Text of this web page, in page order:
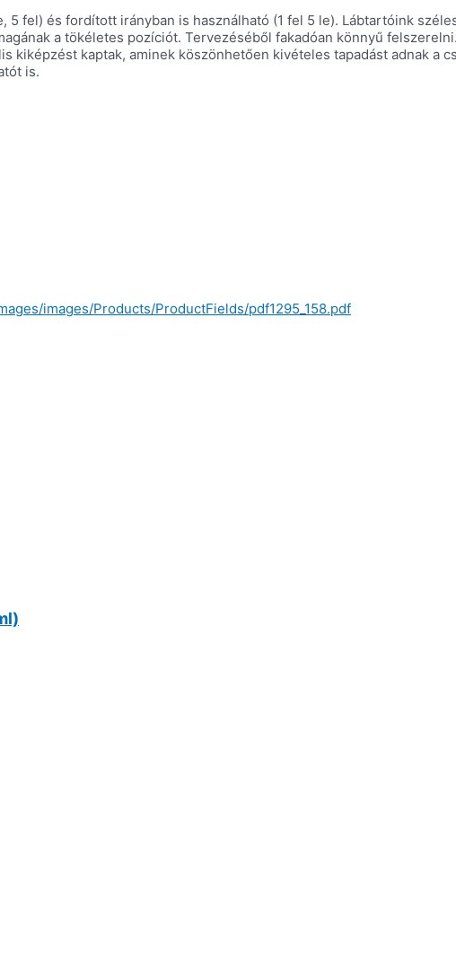
5 fel) és fordított irányban is használható (1 fel 5 le). Lábtartóink
a tökéletes pozíciót. Tervezéséből fakadóan könnyű
kiképzést kaptak, aminek köszönhetően kivételes tapadást adnak a
is.
images/Products/ProductFields/pdf1295_158.pdf